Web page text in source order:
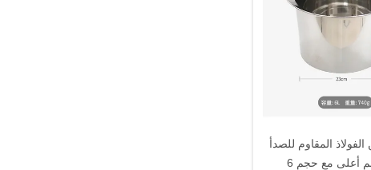
المقاوم للصدأ